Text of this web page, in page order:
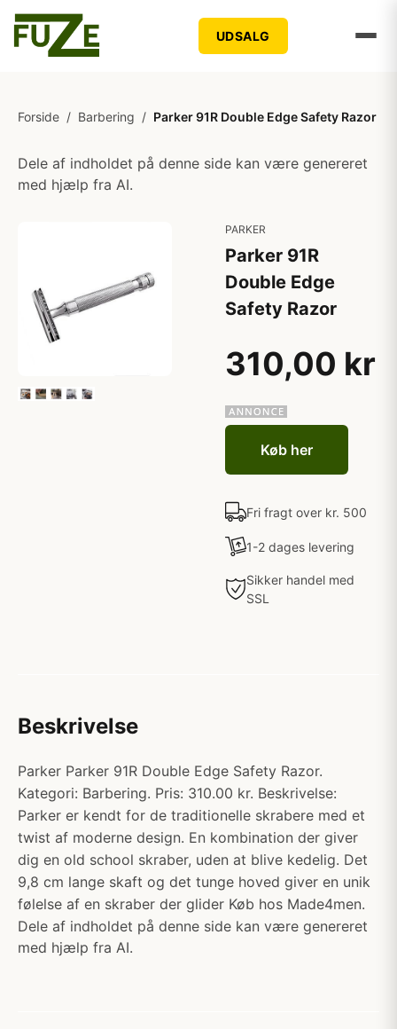
UDSALG
Forside / Barbering / Parker 91R Double Edge Safety Razor
Dele af indholdet på denne side kan være genereret
med hjælp fra AI.
PARKER
Parker 91R
Double Edge
Safety Razor
310,00 kr
Køb her
Fri fragt over kr. 500
1-2 dages levering
Sikker handel med
SSL
Beskrivelse
Parker Parker 91R Double Edge Safety Razor.
Kategori: Barbering. Pris: 310.00 kr. Beskrivelse:
Parker er kendt for de traditionelle skrabere med et
twist af moderne design. En kombination der giver
dig en old school skraber, uden at blive kedelig. Det
9,8 cm lange skaft og det tunge hoved giver en unik
følelse af en skraber der glider Køb hos Made4men.
Dele af indholdet på denne side kan være genereret
med hjælp fra AI.